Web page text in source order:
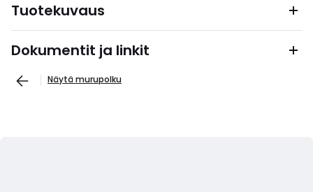
Tuotekuvaus
Dokumentit ja linkit
Näytä murupolku